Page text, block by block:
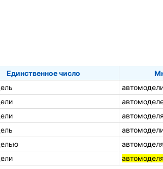
Единственное число